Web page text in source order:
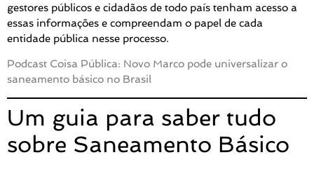
gestores públicos e cidadãos de todo país tenham acesso a
essas informações e compreendam o papel de cada
entidade pública nesse processo.
Podcast Coisa Pública: Novo Marco pode universalizar o
saneamento básico no Brasil
Um guia para saber tudo
sobre Saneamento Básico